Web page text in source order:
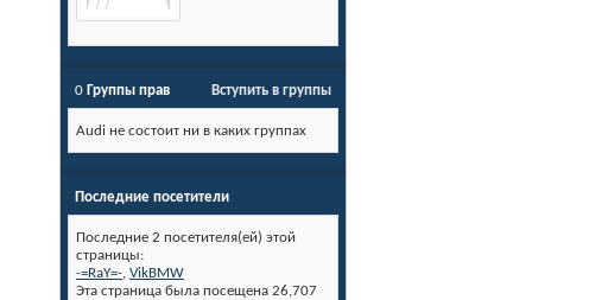
Вступить в группы
0 Группы прав
Audi не состоит ни в каких группах
Последние посетители
Последние 2 посетителя(ей) этой
страницы:
-=RaY=-, VikBMW
Эта страница была посещена 26,707